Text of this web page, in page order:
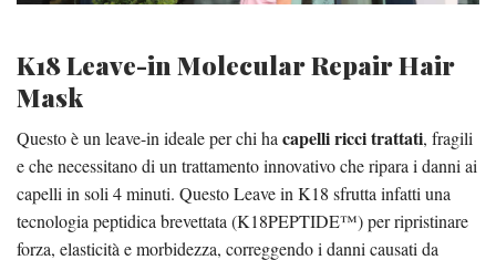
K18 Leave-in Molecular Repair Hair
Mask
Questo è un leave-in ideale per chi ha capelli ricci trattati, fragili
e che necessitano di un trattamento innovativo che ripara i danni ai
capelli in soli 4 minuti. Questo Leave in K18 sfrutta infatti una
tecnologia peptidica brevettata (K18PEPTIDE™) per ripristinare
forza, elasticità e morbidezza, correggendo i danni causati da